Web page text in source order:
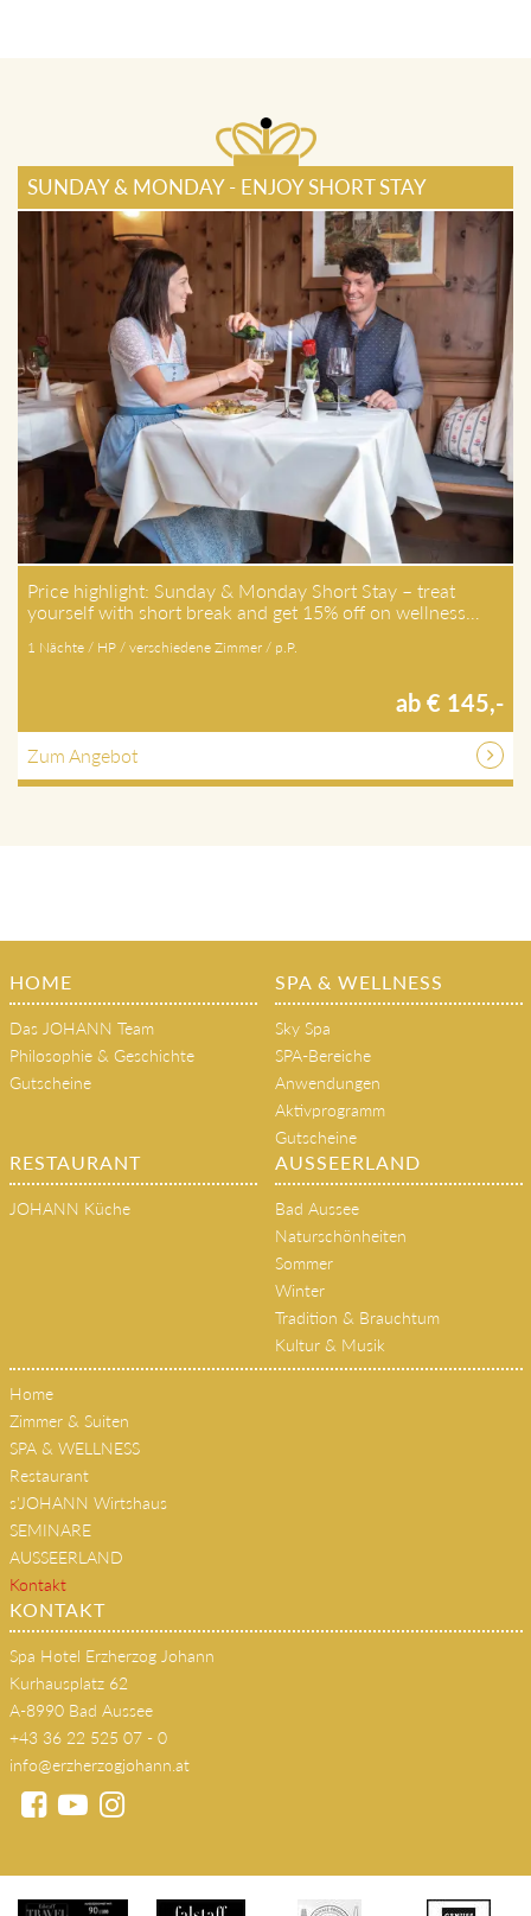
SUNDAY & MONDAY - ENJOY SHORT STAY
Price highlight: Sunday & Monday Short Stay – treat
yourself with short break and get 15% off on wellness…
1 Nächte / HP / verschiedene Zimmer / p.P.
ab € 145,-
Zum Angebot
HOME
Das JOHANN Team
Philosophie & Geschichte
Gutscheine
SPA & WELLNESS
Sky Spa
SPA-Bereiche
Anwendungen
Aktivprogramm
Gutscheine
RESTAURANT
JOHANN Küche
AUSSEERLAND
Bad Aussee
Naturschönheiten
Sommer
Winter
Tradition & Brauchtum
Kultur & Musik
Home
Zimmer & Suiten
SPA & WELLNESS
Restaurant
s'JOHANN Wirtshaus
SEMINARE
AUSSEERLAND
Kontakt
KONTAKT
Spa Hotel Erzherzog Johann
Kurhausplatz 62
A-8990 Bad Aussee
+43 36 22 525 07 - 0
info@erzherzogjohann.at